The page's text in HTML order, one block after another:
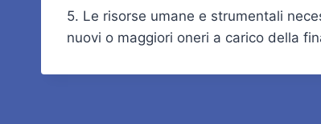
5. Le risorse umane e strumentali
nuovi o maggiori oneri a carico della